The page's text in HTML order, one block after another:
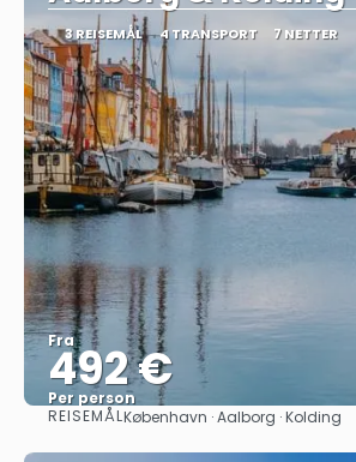
3 REISEMÅL 4 TRANSPORT 7 NETTER
Fra
492 €
Per person
Se
REISEMÅLKøbenhavn · Aalborg · Kolding